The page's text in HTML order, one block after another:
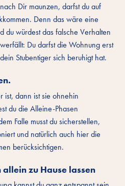
Dir maunzen, darfst du auf
Denn das wäre eine
du würdest das falsche Verhalten
Du darfst die Wohnung erst
Stubentiger sich beruhigt hat.
ist, dann ist sie ohnehin
du die Alleine-Phasen
Falle musst du sicherstellen,
und natürlich auch hier die
berücksichtigen.
zu Hause lassen